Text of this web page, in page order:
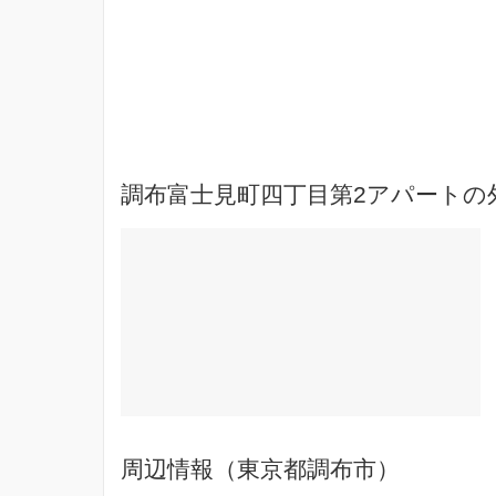
調布富士見町四丁目第2アパートの
周辺情報（東京都調布市）